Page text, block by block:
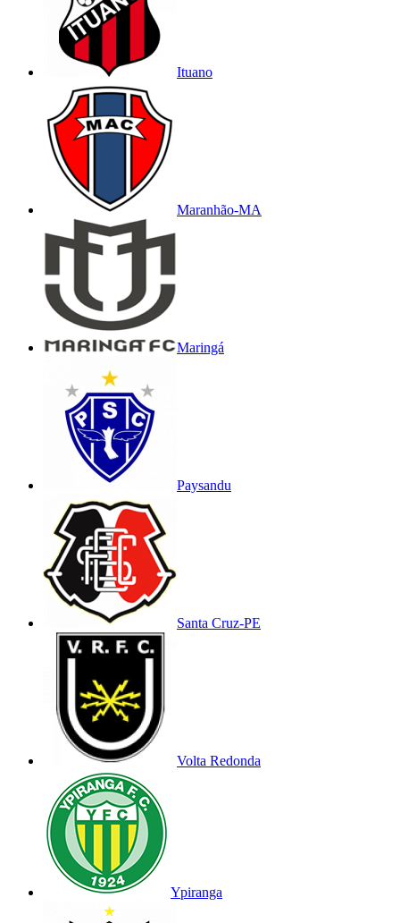
Ituano
Maranhão-MA
Maringá
Paysandu
Santa Cruz-PE
Volta Redonda
Ypiranga